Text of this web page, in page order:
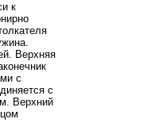
к
Верхняя
с
с
Верхний